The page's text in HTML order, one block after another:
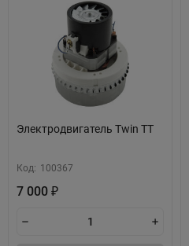
Электродвигатель Twin TT
Код: 100367
7 000 ₽